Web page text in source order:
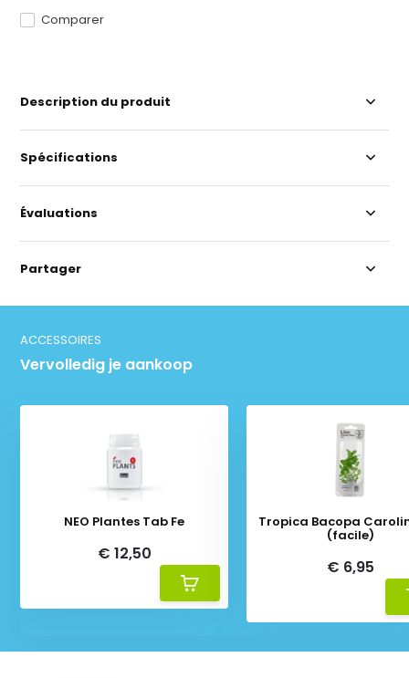
Comparer
Description du produit
Spécifications
Évaluations
Partager
ACCESSOIRES
Vervolledig je aankoop
NEO Plantes Tab Fe
€ 12,50
Tropica Bacopa
(facile)
€ 6,95